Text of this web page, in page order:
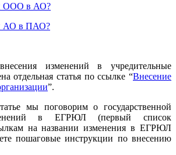
ООО в АО?
АО в ПАО?
изменений в учредительные
отдельная статья по ссылке “Внесение
”.
мы поговорим о государственной
в ЕГРЮЛ (первый список
на названии изменения в ЕГРЮЛ
пошаговые инструкции по внесению